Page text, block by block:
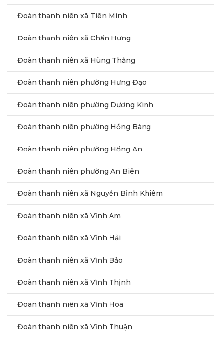
Đoàn thanh niên xã Tiên Minh
Đoàn thanh niên xã Chấn Hưng
Đoàn thanh niên xã Hùng Thắng
Đoàn thanh niên phường Hưng Đạo
Đoàn thanh niên phường Dương Kinh
Đoàn thanh niên phường Hồng Bàng
Đoàn thanh niên phường Hồng An
Đoàn thanh niên phường An Biên
Đoàn thanh niên xã Nguyễn Bỉnh Khiêm
Đoàn thanh niên xã Vĩnh Am
Đoàn thanh niên xã Vĩnh Hải
Đoàn thanh niên xã Vĩnh Bảo
Đoàn thanh niên xã Vĩnh Thịnh
Đoàn thanh niên xã Vĩnh Hoà
Đoàn thanh niên xã Vĩnh Thuận